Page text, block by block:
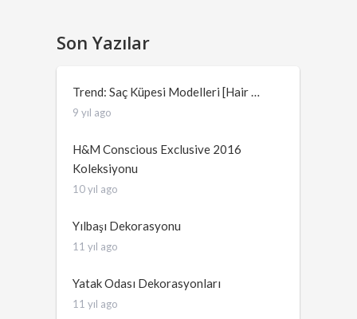
Son Yazılar
Trend: Saç Küpesi Modelleri [Hair …
9 yıl ago
H&M Conscious Exclusive 2016
Koleksiyonu
10 yıl ago
Yılbaşı Dekorasyonu
11 yıl ago
Yatak Odası Dekorasyonları
11 yıl ago